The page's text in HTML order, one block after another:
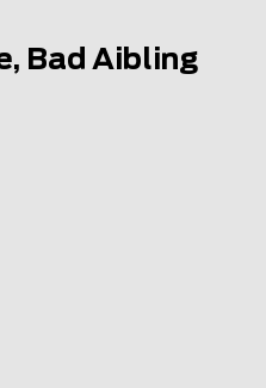
Bad Aibling